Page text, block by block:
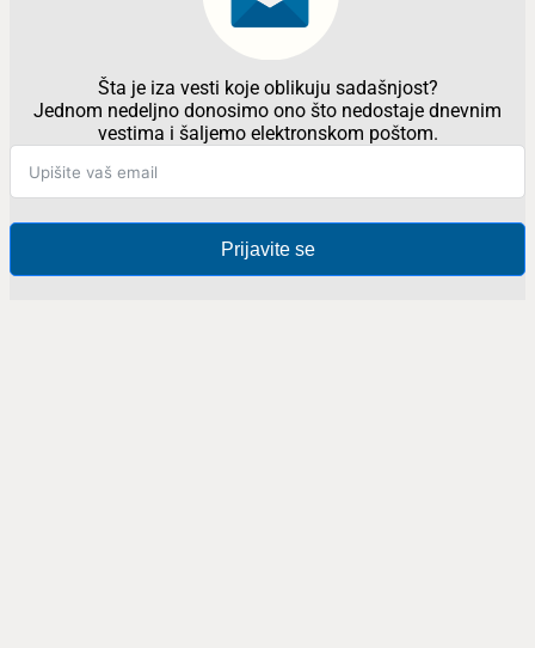
Šta je iza vesti koje oblikuju sadašnjost?
Jednom nedeljno donosimo ono što nedostaje dnevnim
vestima i šaljemo elektronskom poštom.
Prijavite se